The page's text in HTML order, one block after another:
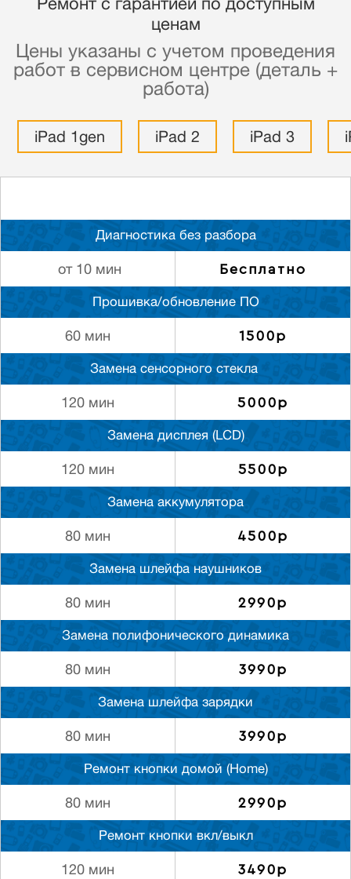
Ремонт с гарантией по доступным
ценам
Цены указаны с учетом проведения
работ в сервисном центре (деталь +
работа)
iPad 1gen iPad 2 iPad 3
Диагностика без разбора
от 10 мин Бесплатно
Прошивка/обновление ПО
60 мин 1500р
Замена сенсорного стекла
120 мин 5000р
Замена дисплея (LCD)
120 мин 5500р
Замена аккумулятора
80 мин 4500р
Замена шлейфа наушников
80 мин 2990р
Замена полифонического динамика
80 мин 3990р
Замена шлейфа зарядки
80 мин 3990р
Ремонт кнопки домой (Home)
80 мин 2990р
Ремонт кнопки вкл/выкл
120 мин 3490р